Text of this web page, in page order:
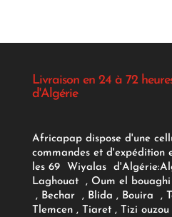
Livraison en 24 à 72
d'Algérie
Africapap dispose d'une
commandes et d'expédition
les 69 Wiyalas d'Algérie:
Laghouat , Oum el
, Bechar , Blida , Bouira ,
Tlemcen , Tiaret , Tizi